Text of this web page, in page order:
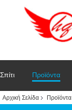
Σπίτι Προϊόντα
Αρχική Σελίδα Προϊόντα